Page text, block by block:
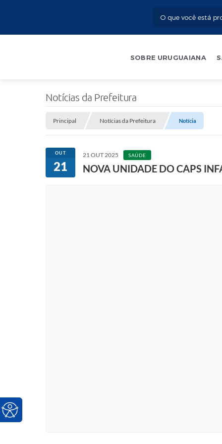
SOBRE URUGUAIANA
Notícias da Prefeitura
Principal Notícias da Prefeitura Notícia
OUT
21
21 OUT 2025 SAÚDE
NOVA UNIDADE DO CAPS